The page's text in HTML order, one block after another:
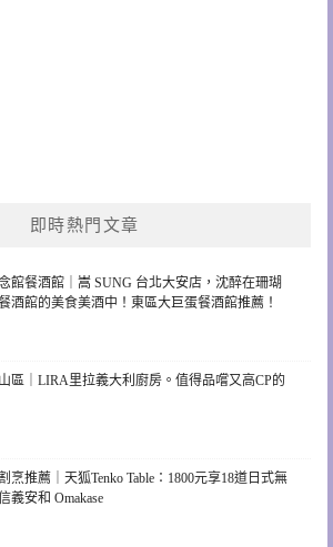
即時熱門文章
館餐酒館｜嵩 SUNG 台北大安店，沈醉在珊瑚
酒館的美食美酒中！東區大巨蛋餐酒館推薦！
區｜LIRA里拉義大利廚房。值得品嚐又高CP的
烹推薦｜天狐Tenko Table：1800元享18道日式無
義安和 Omakase